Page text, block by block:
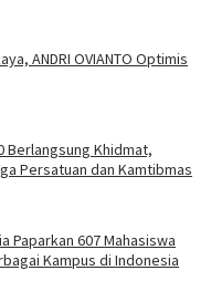
ANDRI OVIANTO Optimis
Berlangsung Khidmat,
Persatuan dan Kamtibmas
Paparkan 607 Mahasiswa
Kampus di Indonesia